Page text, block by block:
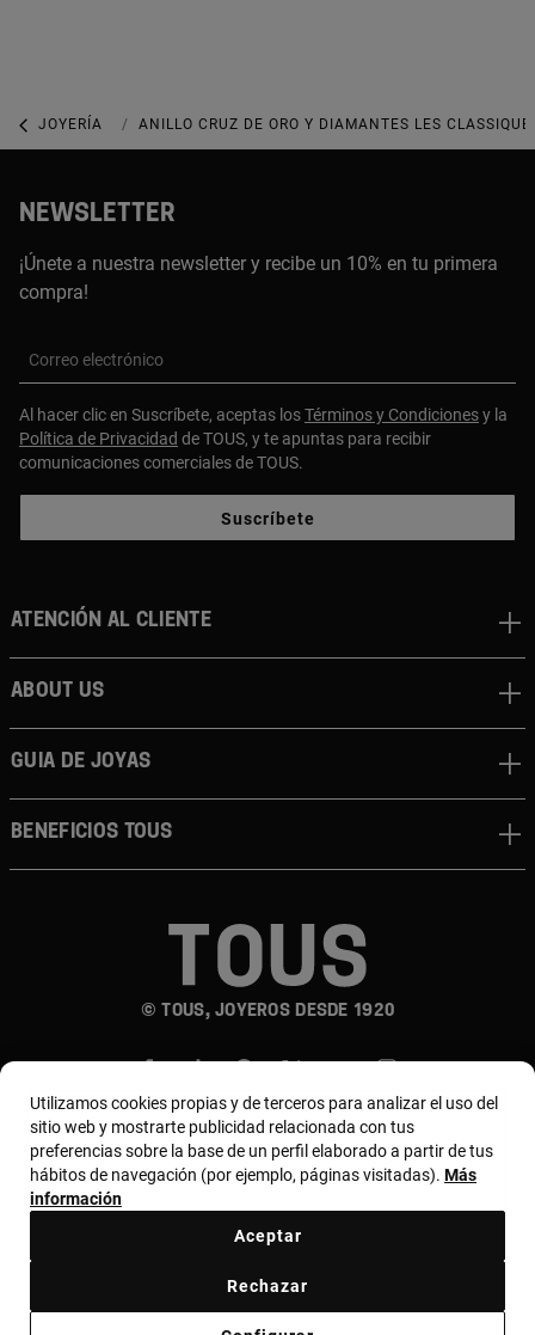
JOYERÍA JOYAS CON DIAMANTES
ANILLO CRUZ DE ORO Y DIAMANTES LES
NEWSLETTER
¡Únete a nuestra newsletter y recibe un 10% en tu primera
compra!
Correo electrónico
Al hacer clic en Suscríbete, aceptas losTérminos y Condicionesy la
Política de Privacidad de TOUS, y te apuntas para recibir
comunicaciones comerciales de TOUS.
Suscríbete
© TOUS, JOYEROS DESDE 1920
Atención al cliente
About us
Guia de joyas
Beneficios TOUS
País y moneda:Costa Rica / US Dollar
Utilizamos cookies propias y de terceros para analizar el uso del
sitio web y mostrarte publicidad relacionada con tus
preferencias sobre la base de un perfil elaborado a partir de tus
hábitos de navegación (por ejemplo, páginas visitadas). Más
información
Rechazar
Aceptar